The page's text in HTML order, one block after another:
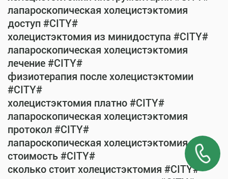
лапароскопическая холецистэктомия
доступ #CITY#
холецистэктомия из минидоступа #CITY#
лапароскопическая холецистэктомия
лечение #CITY#
физиотерапия после холецистэктомии
#CITY#
холецистэктомия платно #CITY#
лапароскопическая холецистэктомия
протокол #CITY#
лапароскопическая холецистэктомия
стоимость #CITY#
сколько стоит холецистэктомия #CITY#